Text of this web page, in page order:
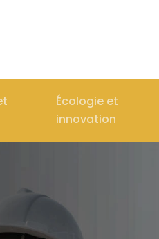
Écologie et
innovation